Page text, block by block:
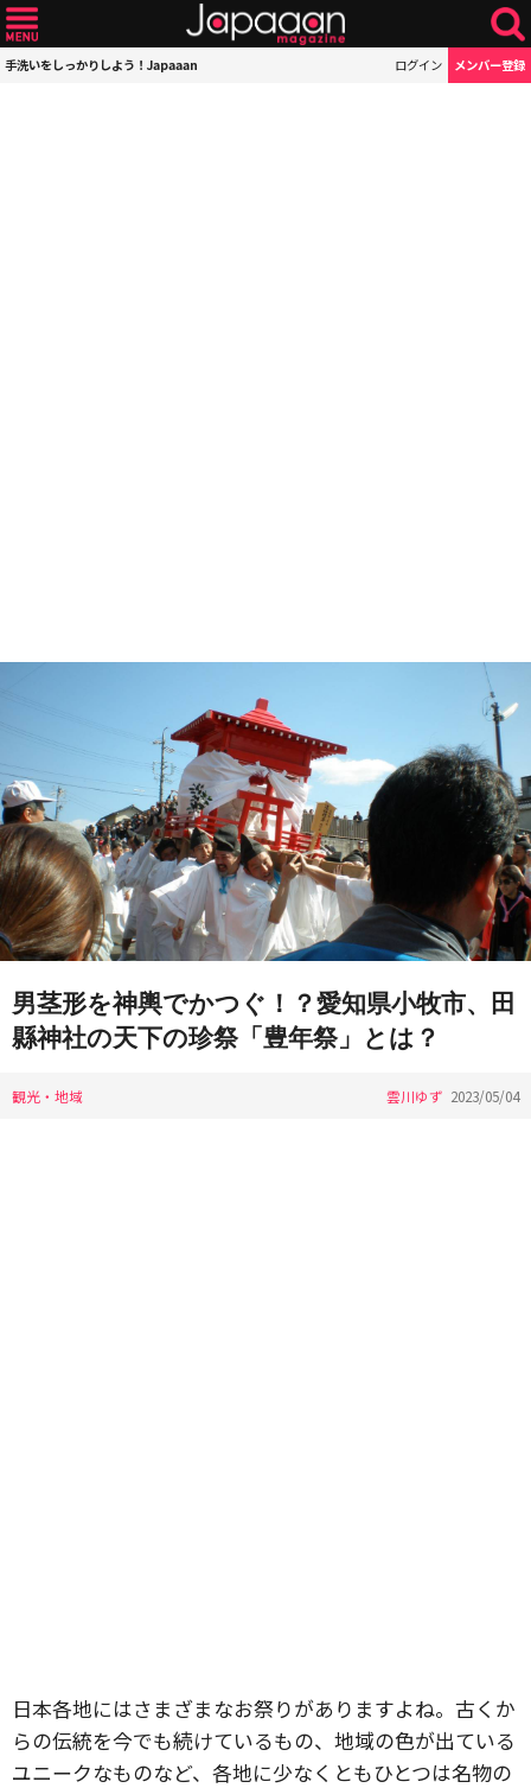
手洗いをしっかりしよう！Japaaan ログイン メンバー登録
男茎形を神輿でかつぐ！？愛知県小牧市、田
縣神社の天下の珍祭「豊年祭」とは？
観光・地域 雲川ゆず 2023/05/04
日本各地にはさまざまなお祭りがありますよね。古くか
らの伝統を今でも続けているもの、地域の色が出ている
ユニークなものなど、各地に少なくともひとつは名物の